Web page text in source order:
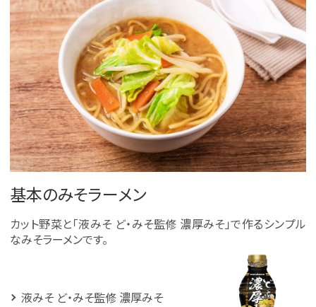
基本のみそラーメン
カット野菜と「液みそ ど・みそ監修 濃厚みそ」で作るシンプル
なみそラーメンです。
液みそ ど・みそ監修 濃厚みそ